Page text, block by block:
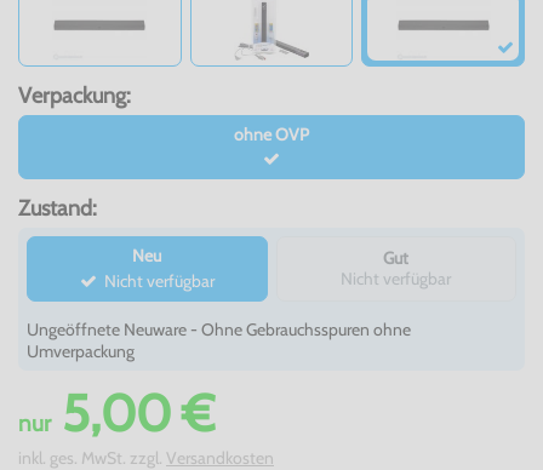
Verpackung:
ohne OVP
Zustand:
Neu
Nicht verfügbar
Gut
Nicht verfügbar
Ungeöffnete Neuware - Ohne Gebrauchsspuren ohne
Umverpackung
nur5,00 €
inkl. ges. MwSt. zzgl. Versandkosten